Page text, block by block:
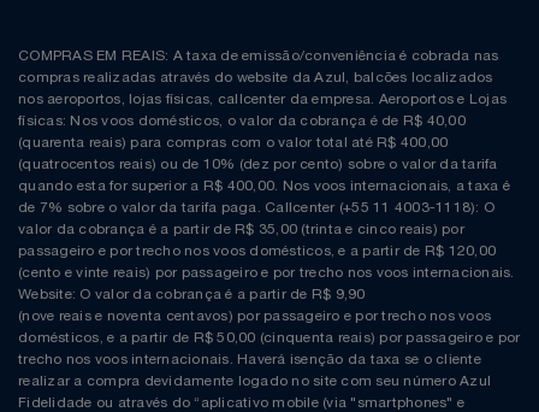
COMPRAS EM REAIS: A taxa de emissão/conveniência é cobrada nas
compras realizadas através do website da Azul, balcões localizados
nos aeroportos, lojas físicas, callcenter da empresa. Aeroportos e Lojas
físicas: Nos voos domésticos, o valor da cobrança é de R$ 40,00
(quarenta reais) para compras com o valor total até R$ 400,00
(quatrocentos reais) ou de 10% (dez por cento) sobre o valor da tarifa
quando esta for superior a R$ 400,00. Nos voos internacionais, a taxa é
de 7% sobre o valor da tarifa paga. Callcenter (+55 11 4003-1118): O
valor da cobrança é a partir de R$ 35,00 (trinta e cinco reais) por
passageiro e por trecho nos voos domésticos, e a partir de R$ 120,00
(cento e vinte reais) por passageiro e por trecho nos voos internacionais.
Website: O valor da cobrança é a partir de R$ 9,90
(nove reais e noventa centavos) por passageiro e por trecho nos voos
domésticos, e a partir de R$ 50,00 (cinquenta reais) por passageiro e por
trecho nos voos internacionais. Haverá isenção da taxa se o cliente
realizar a compra devidamente logado no site com seu número Azul
Fidelidade ou através do “aplicativo mobile (via "smartphones" e